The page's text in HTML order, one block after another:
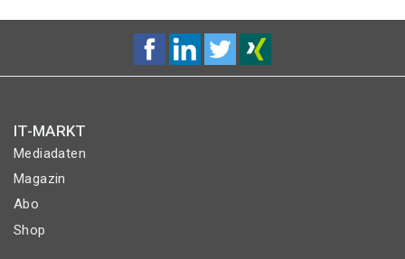
IT-MARKT
Mediadaten
Magazin
Abo
Shop